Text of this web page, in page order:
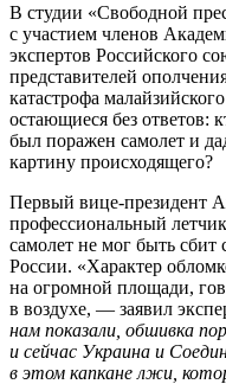
В студии «Свободной
с участием членов
экспертов Российского
представителей
катастрофа
остающиеся без ответов:
был поражен самолет и
картину происходящего?
Первый вице-президент
профессиональный летчик
самолет не мог быть
России. «Характер
на огромной площади,
в воздухе, — заявил
нам показали, обшивка
и сейчас Украина и
в этом капкане лжи,